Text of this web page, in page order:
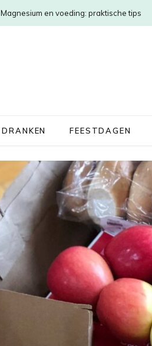
Magnesium en voeding: praktische tips
DRANKEN FEESTDAGEN